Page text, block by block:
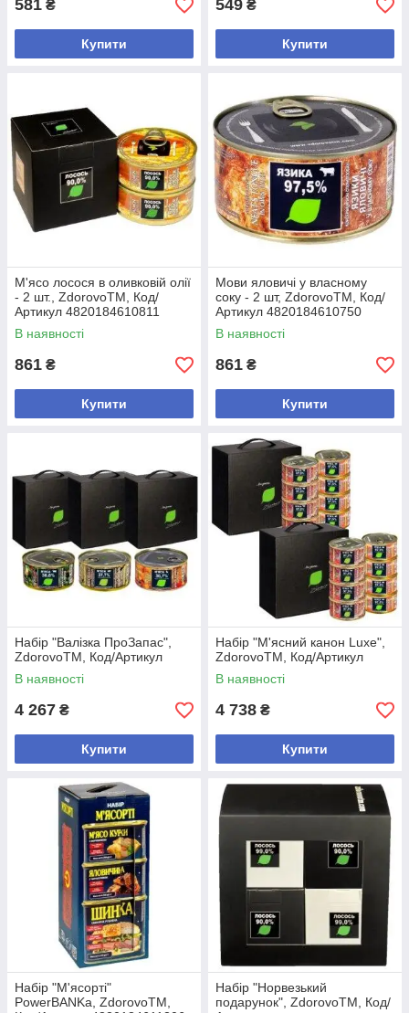
581 ₴
Купити
549 ₴
Купити
М'ясо лосося в оливковій олії
- 2 шт., ZdorovoTM, Код/
Артикул 4820184610811
В наявності
861 ₴
Купити
Мови яловичі у власному
соку - 2 шт, ZdorovoTM, Код/
Артикул 4820184610750
В наявності
861 ₴
Купити
Набір "Валізка ПроЗапас",
ZdorovoTM, Код/Артикул
В наявності
4 267 ₴
Купити
Набір "М'ясний канон Luxe",
ZdorovoTM, Код/Артикул
В наявності
4 738 ₴
Купити
Набір "М'ясорті"
PowerBANKa, ZdorovoTM,
Набір "Норвезький
подарунок", ZdorovoTM, Код/